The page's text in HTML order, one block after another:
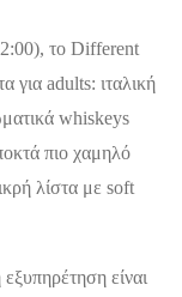
το Different
για adults: ιταλική
whiskeys
πιο χαμηλό
λίστα με soft
είναι